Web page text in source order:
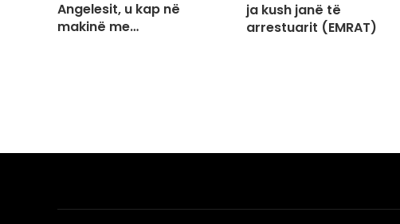
Angelesit, u kap në
makinë me…
ja kush janë të
arrestuarit (EMRAT)